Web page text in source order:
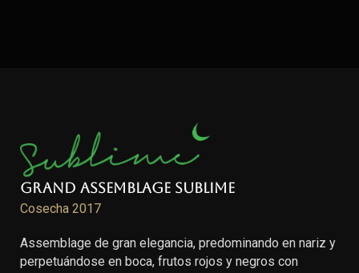
Grand Assemblage Sublime
Cosecha 2017
Assemblage de gran elegancia, predominando en nariz y
perpetuándose en boca, frutos rojos y negros con